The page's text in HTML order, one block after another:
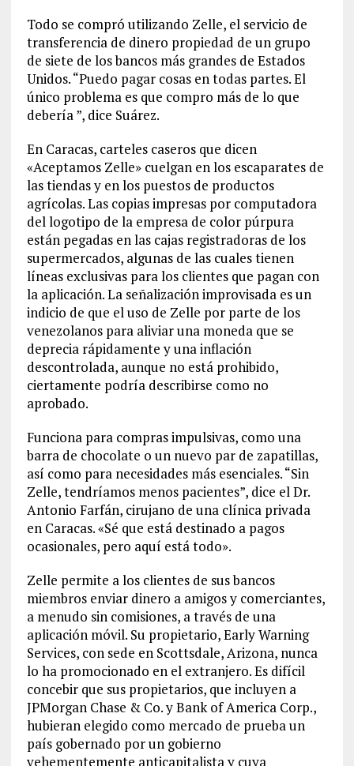
Todo se compró utilizando Zelle, el servicio de
transferencia de dinero propiedad de un grupo
de siete de los bancos más grandes de Estados
Unidos. “Puedo pagar cosas en todas partes. El
único problema es que compro más de lo que
debería ”, dice Suárez.
En Caracas, carteles caseros que dicen
«Aceptamos Zelle» cuelgan en los escaparates de
las tiendas y en los puestos de productos
agrícolas. Las copias impresas por computadora
del logotipo de la empresa de color púrpura
están pegadas en las cajas registradoras de los
supermercados, algunas de las cuales tienen
líneas exclusivas para los clientes que pagan con
la aplicación. La señalización improvisada es un
indicio de que el uso de Zelle por parte de los
venezolanos para aliviar una moneda que se
deprecia rápidamente y una inflación
descontrolada, aunque no está prohibido,
ciertamente podría describirse como no
aprobado.
Funciona para compras impulsivas, como una
barra de chocolate o un nuevo par de zapatillas,
así como para necesidades más esenciales. “Sin
Zelle, tendríamos menos pacientes”, dice el Dr.
Antonio Farfán, cirujano de una clínica privada
en Caracas. «Sé que está destinado a pagos
ocasionales, pero aquí está todo».
Zelle permite a los clientes de sus bancos
miembros enviar dinero a amigos y comerciantes,
a menudo sin comisiones, a través de una
aplicación móvil. Su propietario, Early Warning
Services, con sede en Scottsdale, Arizona, nunca
lo ha promocionado en el extranjero. Es difícil
concebir que sus propietarios, que incluyen a
JPMorgan Chase & Co. y Bank of America Corp.,
hubieran elegido como mercado de prueba un
país gobernado por un gobierno
vehementemente anticapitalista y cuya